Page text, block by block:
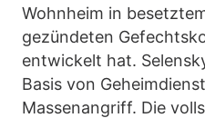
Wohnheim in
gezündeten
entwickelt hat.
Basis von
Massenangriff. Die